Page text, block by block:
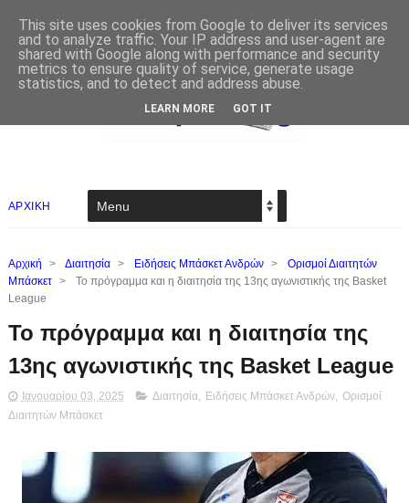
ΑΡΧΙΚΗ
Αρχική > Διαιτησία > Ειδήσεις Μπάσκετ Ανδρών >
Ορισμοί Διαιτητών
Μπάσκετ >
Το πρόγραμμα και η διαιτησία της 13ης αγωνιστικής της Basket
League
Το πρόγραμμα και η διαιτησία της
13ης αγωνιστικής της Basket League
Ιανουαρίου 03, 2025 Διαιτησία, Ειδήσεις Μπάσκετ Ανδρών, Ορισμοί
Διαιτητών Μπάσκετ
This site uses cookies from Google to deliver its services
and to analyze traffic. Your IP address and user-agent are
shared with Google along with performance and security
metrics to ensure quality of service, generate usage
statistics, and to detect and address abuse.
LEARN MORE GOT IT